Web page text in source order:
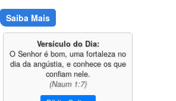
Saiba Mais
Versículo do Dia:
O Senhor é bom, uma fortaleza no
dia da angústia, e conhece os que
confiam nele.
(Naum 1:7)